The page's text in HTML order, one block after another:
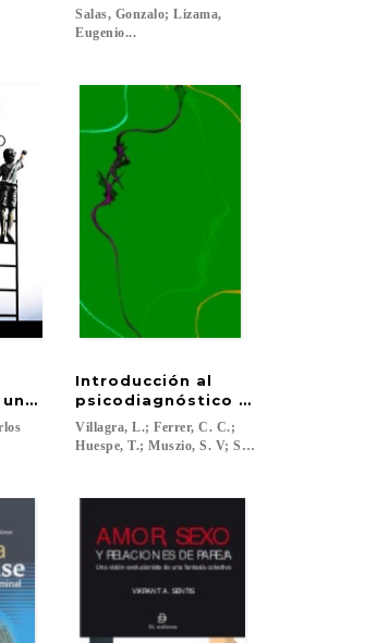
Salas, Gonzalo; Lizama,
Eugenio...
cerebro primate
Introducción al
psicodiagnóstico de Rorschach
Villagra, L.; Ferrer, C. C.;
Huespe, T.; Muszio, S. V; Soave, M.;...